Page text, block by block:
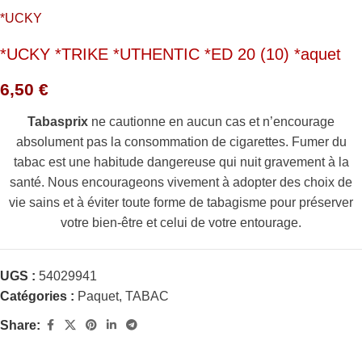
*UCKY
*UCKY *TRIKE *UTHENTIC *ED 20 (10) *aquet
6,50 €
Tabasprix ne cautionne en aucun cas et n’encourage
absolument pas la consommation de cigarettes. Fumer du
tabac est une habitude dangereuse qui nuit gravement à la
santé. Nous encourageons vivement à adopter des choix de
vie sains et à éviter toute forme de tabagisme pour préserver
votre bien-être et celui de votre entourage.
UGS : 54029941
Catégories : Paquet, TABAC
Share: